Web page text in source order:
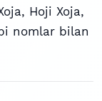
Hoji Xoja,
nomlar bilan